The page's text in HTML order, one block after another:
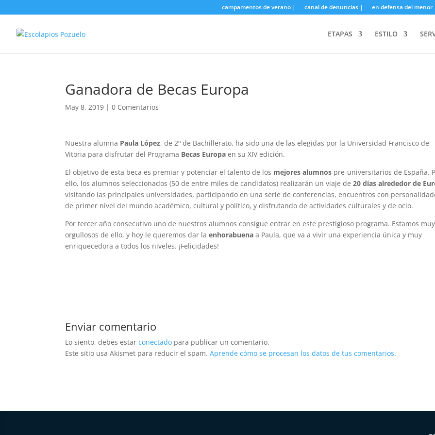
campamentos de verano | canal de denuncias | en defensa del
ETAPAS ESTILO
Ganadora de Becas Europa
May 8, 2019 |0 Comentarios
Nuestra alumna Paula López, de 2º de Bachillerato, ha sido una de las elegidas por la Universidad Francisco de
Vitoria para disfrutar del Programa Becas Europa en su XIV edición.
El objetivo de esta beca es premiar y potenciar el talento de los mejores alumnos pre-universitarios de España.
ello, los alumnos seleccionados (50 de entre miles de candidatos) realizarán un viaje de20 días alrededor de
visitando las principales universidades, participando en una serie de conferencias, encuentros con
de primer nivel del mundo académico, cultural y político, y disfrutando de actividades culturales y de ocio.
Por tercer año consecutivo uno de nuestros alumnos consigue entrar en este prestigioso programa. Estamos muy
orgullosos de ello, y hoy le queremos dar laenhorabuena a Paula, que va a vivir una experiencia única y muy
enriquecedora a todos los niveles. ¡Felicidades!
Enviar comentario
Lo siento, debes estarconectado para publicar un comentario.
Este sitio usa Akismet para reducir el spam.Aprende cómo se procesan los datos de tus comentarios.